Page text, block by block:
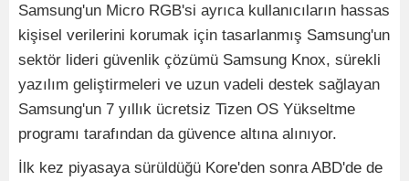
Samsung'un Micro RGB'si ayrıca kullanıcıların hassas
kişisel verilerini korumak için tasarlanmış Samsung'un
sektör lideri güvenlik çözümü Samsung Knox, sürekli
yazılım geliştirmeleri ve uzun vadeli destek sağlayan
Samsung'un 7 yıllık ücretsiz Tizen OS Yükseltme
programı tarafından da güvence altına alınıyor.
İlk kez piyasaya sürüldüğü Kore'den sonra ABD'de de